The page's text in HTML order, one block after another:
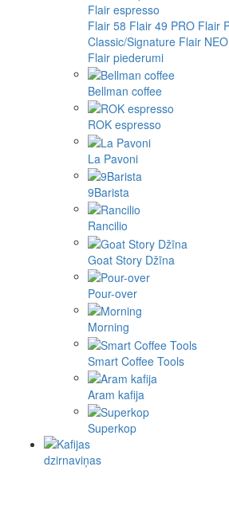
Flair espresso
Flair 58 Flair 49 PRO Flair
Classic/Signature Flair
Flair piederumi
Bellman coffee
ROK espresso
La Pavoni
9Barista
Rancilio
Goat Story Džīna
Pour-over
Morning
Smart Coffee Tools
Aram kafija
Superkop